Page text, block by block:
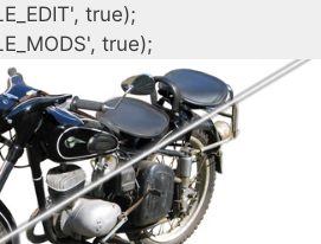
true);
true);
Inhalt
springen